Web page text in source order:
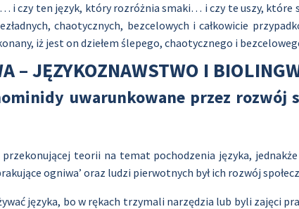
czy ten język, który rozróżnia smaki… i czy te uszy, które
chaotycznych, bezcelowych i całkowicie
iż jest on dziełem ślepego, chaotycznego i
– JĘZYKOZNAWSTWO I
uwarunkowane przez rozwój
teorii na temat pochodzenia języka, jednakże
ogniwa’ oraz ludzi pierwotnych był ich rozwój
języka, bo w rękach trzymali narzędzia lub byli zajęci